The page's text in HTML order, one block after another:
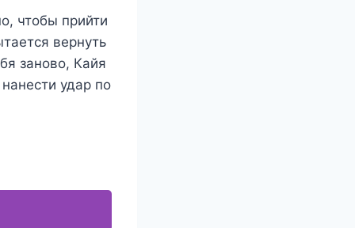
чтобы прийти
вернуть
заново, Кайя
удар по